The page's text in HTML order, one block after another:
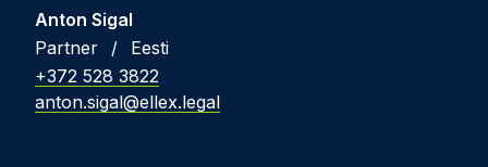
Anton Sigal
Partner
/
Eesti
+372 528 3822
anton.sigal@ellex.legal